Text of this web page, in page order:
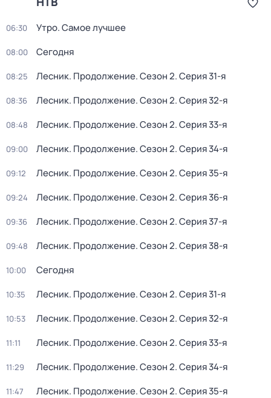
06:30 Утро. Самое лучшее
08:00 Сегодня
08:25 Лесник. Продолжение. Сезон 2. Серия 31-я
08:36 Лесник. Продолжение. Сезон 2. Серия 32-я
08:48 Лесник. Продолжение. Сезон 2. Серия 33-я
09:00 Лесник. Продолжение. Сезон 2. Серия 34-я
09:12 Лесник. Продолжение. Сезон 2. Серия 35-я
09:24 Лесник. Продолжение. Сезон 2. Серия 36-я
09:36 Лесник. Продолжение. Сезон 2. Серия 37-я
09:48 Лесник. Продолжение. Сезон 2. Серия 38-я
10:00 Сегодня
10:35 Лесник. Продолжение. Сезон 2. Серия 31-я
10:53 Лесник. Продолжение. Сезон 2. Серия 32-я
11:11 Лесник. Продолжение. Сезон 2. Серия 33-я
11:29 Лесник. Продолжение. Сезон 2. Серия 34-я
11:47 Лесник. Продолжение. Сезон 2. Серия 35-я